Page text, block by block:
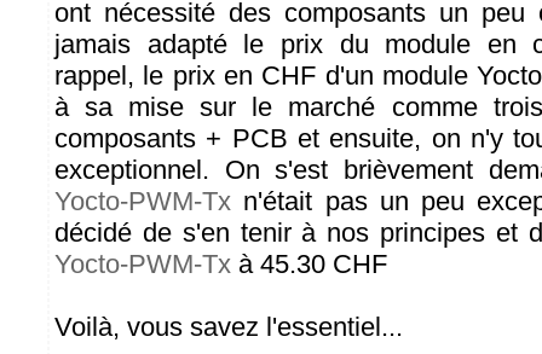
ont nécessité des composants un
jamais adapté le prix du module en
rappel, le prix en CHF d'un module
à sa mise sur le marché comme
composants + PCB et ensuite, on n'y
exceptionnel. On s'est brièvement
Yocto-PWM-Tx n'était pas un peu
décidé de s'en tenir à nos principes et
Yocto-PWM-Tx à 45.30 CHF
Voilà, vous savez l'essentiel...